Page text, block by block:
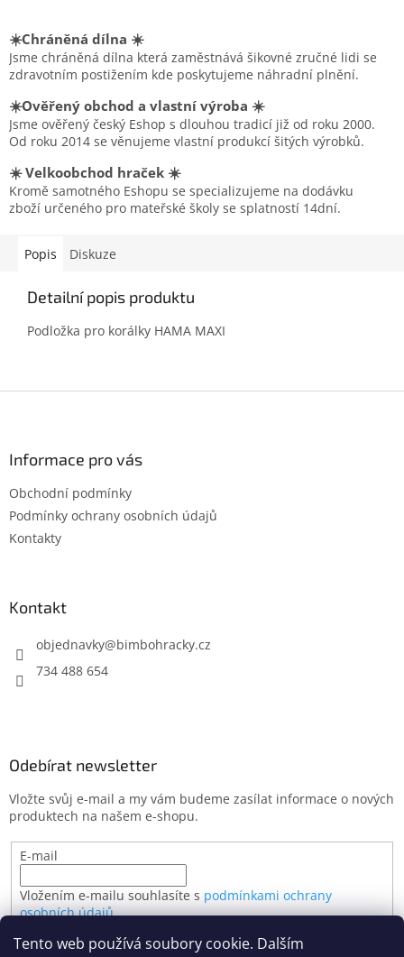
Tento web používá soubory cookie. Dalším
☀️Chráněná dílna ☀️
Jsme chráněná dílna která zaměstnává šikovné zručné lidi se
zdravotním postižením kde poskytujeme náhradní plnění.
☀️Ověřený obchod a vlastní výroba ☀️
Jsme ověřený český Eshop s dlouhou tradicí již od roku 2000.
Od roku 2014 se věnujeme vlastní produkcí šitých výrobků.
☀️ Velkoobchod hraček ☀️
Kromě samotného Eshopu se specializujeme na dodávku
zboží určeného pro mateřské školy se splatností 14dní.
Popis Diskuze
Detailní popis produktu
Podložka pro korálky HAMA MAXI
Informace pro vás
Obchodní podmínky
Podmínky ochrany osobních údajů
Kontakty
Kontakt
objednavky@bimbohracky.cz
734 488 654
Odebírat newsletter
Vložte svůj e-mail a my vám budeme zasílat informace o nových
produktech na našem e-shopu.
E-mail
Vložením e-mailu souhlasíte s podmínkami ochrany
osobních údajů
PŘIHLÁSIT SE